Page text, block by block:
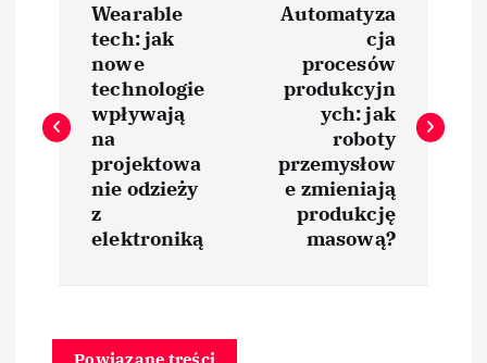
w
i
Wearable
tech: jak
nowe
technologie
wpływają
na
projektowa
nie odzieży
z
elektroniką
Automatyza
cja
procesów
produkcyjn
ych: jak
roboty
przemysłow
e zmieniają
produkcję
masową?